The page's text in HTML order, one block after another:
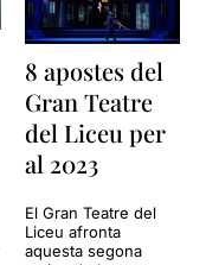
8 apostes del
Gran Teatre
del Liceu per
al 2023
El Gran Teatre del
Liceu afronta
aquesta segona